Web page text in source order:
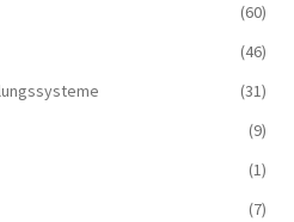
(60)
(46)
(31)
(9)
(1)
(7)